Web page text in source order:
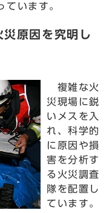
ています。
原因を究明し
複雑な火
災現場に鋭
いメスを入
れ、科学的
に原因や損
害を分析す
る火災調査
隊を配置し
ています。